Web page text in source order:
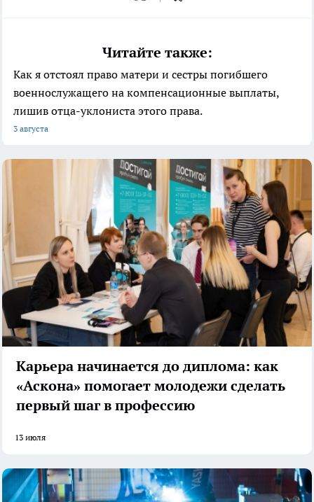
Читайте также:
Как я отстоял право матери и сестры погибшего
военнослужащего на компенсационные выплаты,
лишив отца-уклониста этого права.
3 августа
Карьера начинается до диплома: как
«Аскона» помогает молодежи сделать
первый шаг в профессию
13 июля